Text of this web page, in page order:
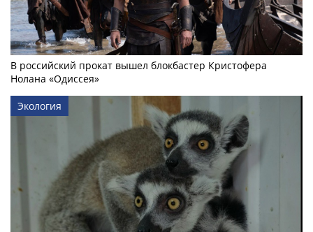
В российский прокат вышел блокбастер Кристофера
Нолана «Одиссея»
Экология